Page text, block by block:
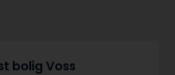
bolig Voss